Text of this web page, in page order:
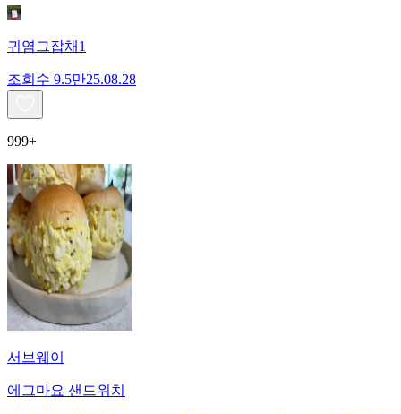
귀염그잡채1
조회수 9.5만25.08.28
999+
서브웨이
에그마요 샌드위치